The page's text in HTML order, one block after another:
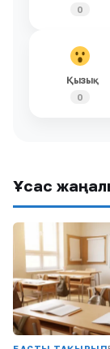
0
Қызық
0
Ұқсас